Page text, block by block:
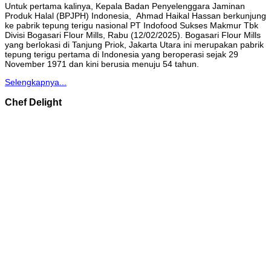
Untuk pertama kalinya, Kepala Badan Penyelenggara Jaminan
Produk Halal (BPJPH) Indonesia, Ahmad Haikal Hassan berkunjung
ke pabrik tepung terigu nasional PT Indofood Sukses Makmur Tbk
Divisi Bogasari Flour Mills, Rabu (12/02/2025). Bogasari Flour Mills
yang berlokasi di Tanjung Priok, Jakarta Utara ini merupakan pabrik
tepung terigu pertama di Indonesia yang beroperasi sejak 29
November 1971 dan kini berusia menuju 54 tahun.
Selengkapnya...
Chef Delight